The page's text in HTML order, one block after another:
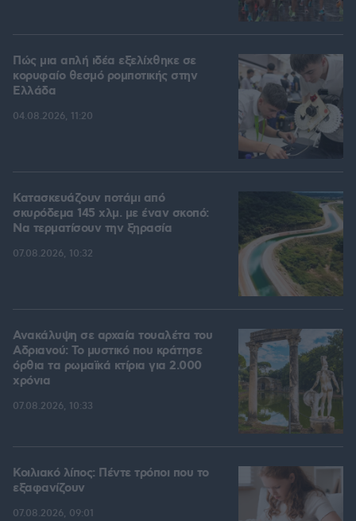
Πώς μια απλή ιδέα εξελίχθηκε σε
κορυφαίο θεσμό ρομποτικής στην
Ελλάδα
04.08.2026, 11:20
Κατασκευάζουν ποτάμι από
σκυρόδεμα 145 χλμ. με έναν σκοπό:
Να τερματίσουν την ξηρασία
07.08.2026, 10:32
Ανακάλυψη σε αρχαία τουαλέτα του
Αδριανού: Το μυστικό που κράτησε
όρθια τα ρωμαϊκά κτίρια για 2.000
χρόνια
07.08.2026, 10:33
Κοιλιακό λίπος: Πέντε τρόποι που το
εξαφανίζουν
07.08.2026, 09:01